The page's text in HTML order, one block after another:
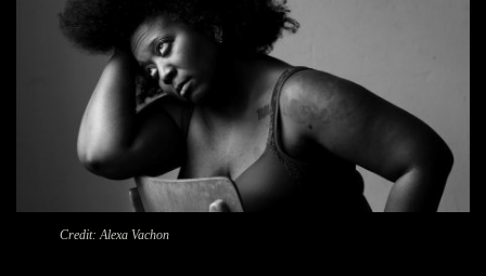
Credit: Alexa Vachon